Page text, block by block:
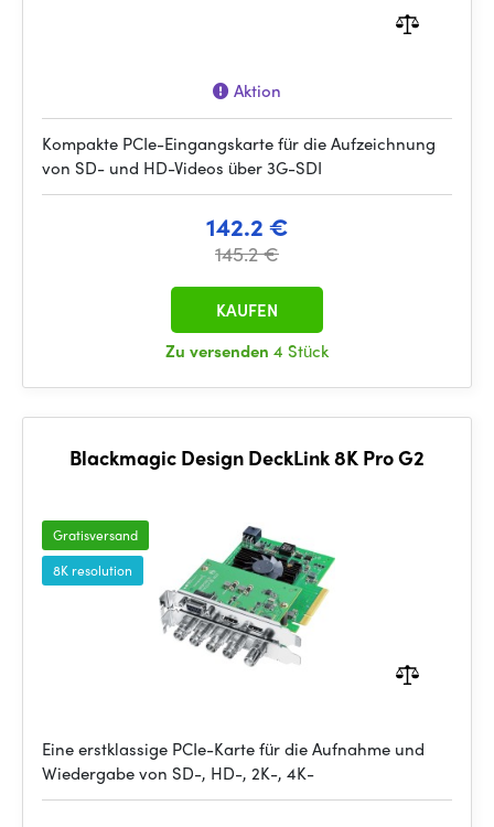
Aktion
Kompakte PCIe-Eingangskarte für die Aufzeichnung
von SD- und HD-Videos über 3G-SDI
142.2 €
145.2 €
Zu versenden 4 Stück
KAUFEN
Blackmagic Design DeckLink 8K Pro G2
Gratisversand
8K resolution
Eine erstklassige PCIe-Karte für die Aufnahme und
Wiedergabe von SD-, HD-, 2K-, 4K-